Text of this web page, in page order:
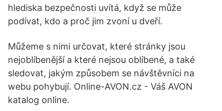
hlediska bezpečnosti uvítá, když se může
podívat, kdo a proč jim zvoní u dveří.
Můžeme s nimi určovat, které stránky jsou
nejoblíbenější a které nejsou oblíbené, a také
sledovat, jakým způsobem se návštěvníci na
webu pohybují. Online-AVON.cz - Váš AVON
katalog online.